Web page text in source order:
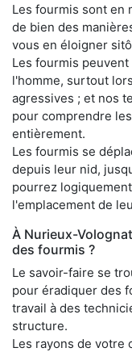
Les fourmis sont en
de bien des
vous en éloigner
Les fourmis
l'homme, surtout
agressives ; et nos
pour comprendre
entièrement.
Les fourmis se
depuis leur nid,
pourrez
l'emplacement de
À Nurieux-
des fourmis ?
Le savoir-faire se
pour éradiquer des
travail à des
structure.
Les rayons de votre